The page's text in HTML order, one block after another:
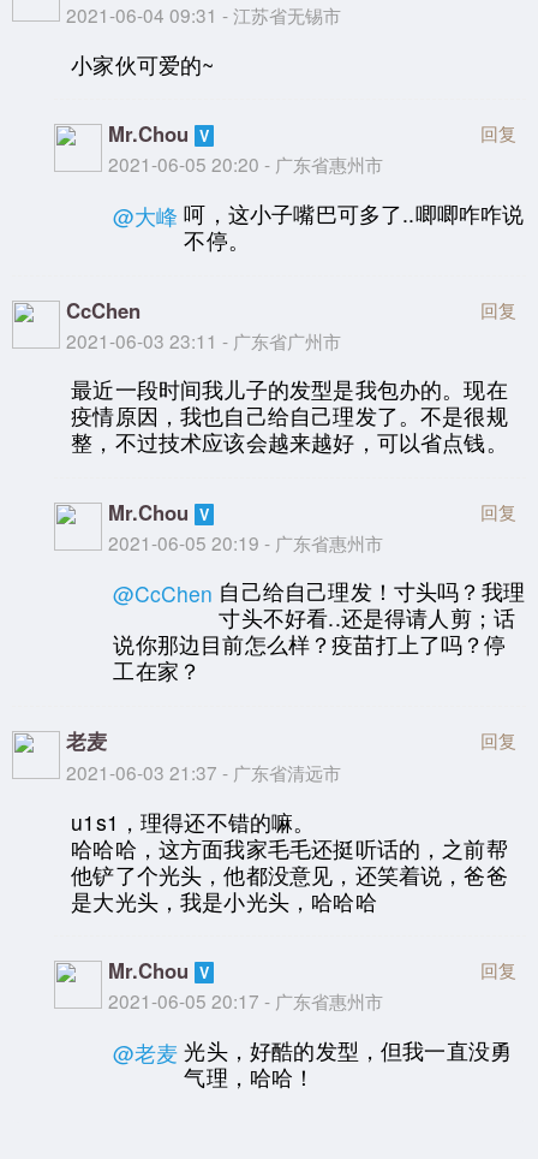
2021-06-04 09:31 - 江苏省无锡市
小家伙可爱的~
Mr.Chou
2021-06-05 20:20 - 广东省惠州市
回复
@大峰 呵，这小子嘴巴可多了..唧唧咋咋说
不停。
CcChen
2021-06-03 23:11 - 广东省广州市
回复
最近一段时间我儿子的发型是我包办的。现在
疫情原因，我也自己给自己理发了。不是很规
整，不过技术应该会越来越好，可以省点钱。
Mr.Chou
2021-06-05 20:19 - 广东省惠州市
回复
@CcChen 自己给自己理发！寸头吗？我理
寸头不好看..还是得请人剪；话
说你那边目前怎么样？疫苗打上了吗？停
工在家？
老麦
2021-06-03 21:37 - 广东省清远市
回复
u1s1，理得还不错的嘛。
哈哈哈，这方面我家毛毛还挺听话的，之前帮
他铲了个光头，他都没意见，还笑着说，爸爸
是大光头，我是小光头，哈哈哈
Mr.Chou
2021-06-05 20:17 - 广东省惠州市
回复
@老麦 光头，好酷的发型，但我一直没勇
气理，哈哈！